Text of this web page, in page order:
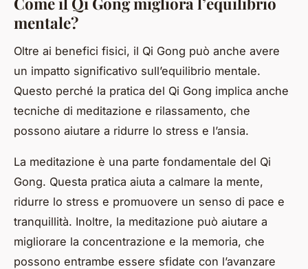
mentale?
Oltre ai benefici fisici, il Qi Gong può anche avere
un impatto significativo sull’equilibrio mentale.
Questo perché la pratica del Qi Gong implica anche
tecniche di meditazione e rilassamento, che
possono aiutare a ridurre lo stress e l’ansia.
La meditazione è una parte fondamentale del Qi
Gong. Questa pratica aiuta a calmare la mente,
ridurre lo stress e promuovere un senso di pace e
tranquillità. Inoltre, la meditazione può aiutare a
migliorare la concentrazione e la memoria, che
possono entrambe essere sfidate con l’avanzare